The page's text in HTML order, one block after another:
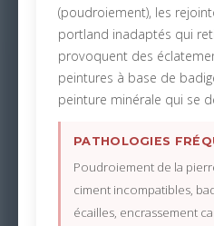
(poudroiement), les
portland inadaptés qui
provoquent des
peintures à base de
peinture minérale qui se
PATHOLOGIES
Poudroiement de la
ciment incompatibles,
écailles, encrassement